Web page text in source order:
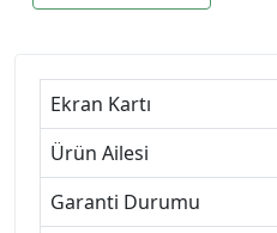
Ekran Kartı
Ürün Ailesi
Garanti Durumu